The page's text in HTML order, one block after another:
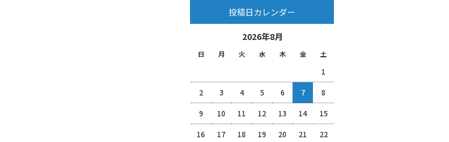
投稿日カレンダー
2026年8月
日 月 火 水 木 金 土
1
2 3 4 5 6 7 8
9 10 11 12 13 14 15
16 17 18 19 20 21 22